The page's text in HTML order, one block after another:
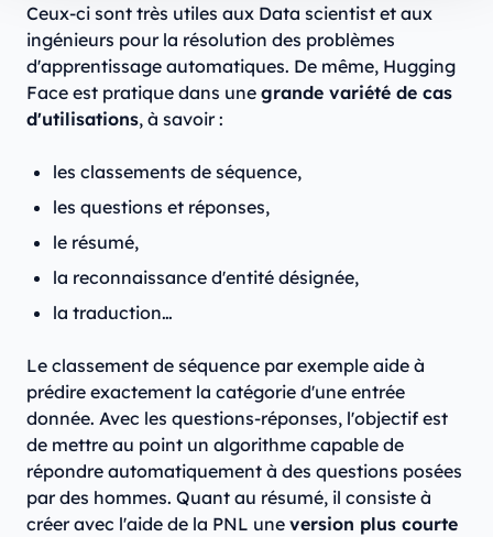
Ceux-ci sont très utiles aux Data scientist et aux
ingénieurs pour la résolution des problèmes
d'apprentissage automatiques. De même, Hugging
Face est pratique dans une grande variété de cas
d'utilisations, à savoir :
les classements de séquence,
les questions et réponses,
le résumé,
la reconnaissance d'entité désignée,
la traduction…
Le classement de séquence par exemple aide à
prédire exactement la catégorie d'une entrée
donnée. Avec les questions-réponses, l'objectif est
de mettre au point un algorithme capable de
répondre automatiquement à des questions posées
par des hommes. Quant au résumé, il consiste à
créer avec l'aide de la PNL une version plus courte